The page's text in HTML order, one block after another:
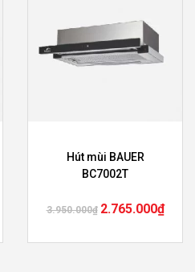
Hút mùi BAUER
BC7002T
3.950.000₫ 2.765.000₫